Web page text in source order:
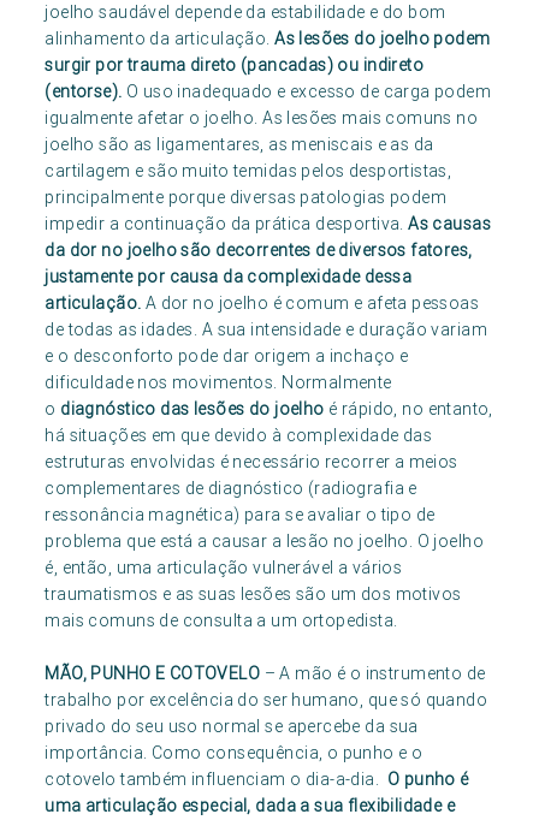
joelho saudável depende da estabilidade e do bom
alinhamento da articulação.As lesões do joelho podem
surgir por trauma direto (pancadas) ou indireto
(entorse). O uso inadequado e excesso de carga podem
igualmente afetar o joelho. As lesões mais comuns no
joelho são as ligamentares, as meniscais e as da
cartilagem e são muito temidas pelos desportistas,
principalmente porque diversas patologias podem
impedir a continuação da prática desportiva.As causas
da dor no joelho são decorrentes de diversos fatores,
justamente por causa da complexidade dessa
articulação. A dor no joelho é comum e afeta pessoas
de todas as idades. A sua intensidade e duração variam
e o desconforto pode dar origem a inchaço e
dificuldade nos movimentos. Normalmente
o diagnóstico das lesões do joelho é rápido, no entanto,
há situações em que devido à complexidade das
estruturas envolvidas é necessário recorrer a meios
complementares de diagnóstico (radiografia e
ressonância magnética) para se avaliar o tipo de
problema que está a causar a lesão no joelho. O joelho
é, então, uma articulação vulnerável a vários
traumatismos e as suas lesões são um dos motivos
mais comuns de consulta a um ortopedista.
MÃO, PUNHO E COTOVELO – A mão é o instrumento de
trabalho por excelência do ser humano, que só quando
privado do seu uso normal se apercebe da sua
importância. Como consequência, o punho e o
cotovelo também influenciam o dia-a-dia. O punho é
uma articulação especial, dada a sua flexibilidade e